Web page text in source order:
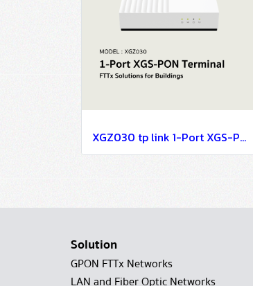
XGZ030 tp link 1-Port XGS-PON Terminal FTTx Solutions for Buildings
Solution
GPON FTTx Networks
LAN and Fiber Optic Networks